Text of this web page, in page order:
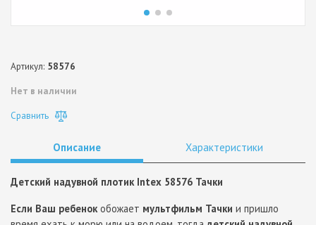
Артикул: 58576
Нет в наличии
Сравнить
Описание Характеристики
Детский надувной плотик Intex 58576 Тачки
Если Ваш ребенокобожает мультфильм Тачки и пришло